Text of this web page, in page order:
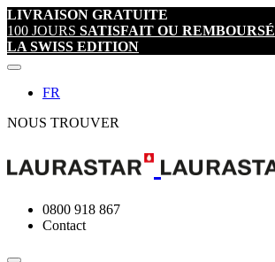
LIVRAISON GRATUITE
100 JOURS SATISFAIT OU REMBOURSÉ
LA SWISS EDITION
FR
NOUS TROUVER
0800 918 867
Contact